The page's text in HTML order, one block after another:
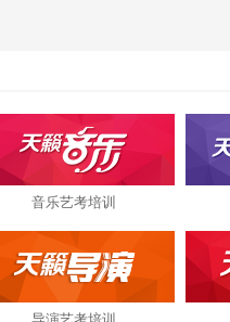
音乐艺考培训